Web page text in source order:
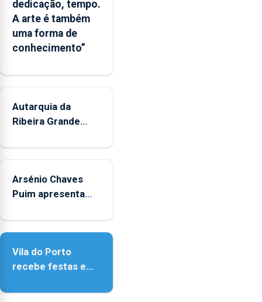
Municipal
de
Museus
aos
durante
mês
de
entre
14h00
e
18h00.
dedicação, tempo.
A arte é também
uma forma de
conhecimento”
Autarquia da
Ribeira Grande
"Museus no Verão"
Arsénio Chaves
Puim apresenta
de Vila do Porto
Vila do Porto
recebe festas em
Senhora da